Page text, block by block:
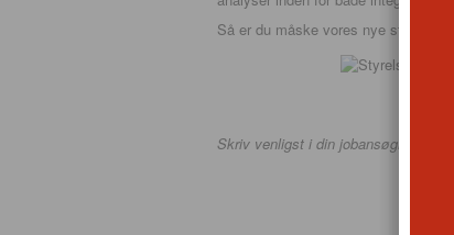
Så er du måske vores nye
Skriv venligst i din jobansøgning, at